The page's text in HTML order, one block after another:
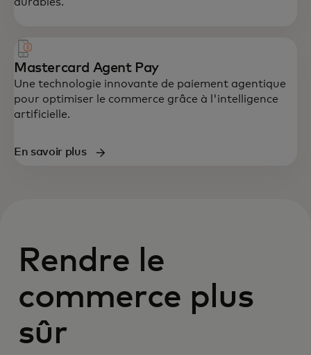
durables.
Mastercard Agent Pay
Une technologie innovante de paiement agentique
pour optimiser le commerce grâce à l'intelligence
artificielle.
En savoir plus
Rendre le
commerce plus
sûr